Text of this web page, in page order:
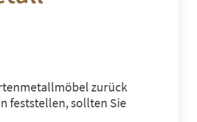
zurück
feststellen, sollten Sie